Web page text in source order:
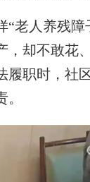
人养残障
，却不敢花
履职时，社